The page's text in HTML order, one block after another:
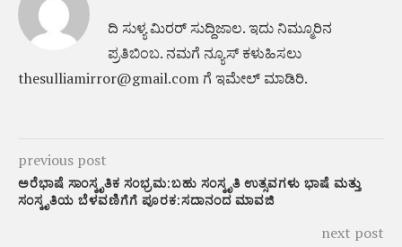
ದಿ ಸುಳ್ಯ ಮಿರರ್‌ ಸುದ್ದಿಜಾಲ. ಇದು ನಿಮ್ಮೂರಿನ
ಪ್ರತಿಬಿಂಬ. ನಮಗೆ ನ್ಯೂಸ್‌ ಕಳುಹಿಸಲು
thesulliamirror@gmail.com ಗೆ ಇಮೇಲ್ ಮಾಡಿರಿ.
previous post
ಅರೆಭಾಷೆ ಸಾಂಸ್ಕೃತಿಕ ಸಂಭ್ರಮ:ಬಹು ಸಂಸ್ಕೃತಿ ಉತ್ಸವಗಳು ಭಾಷೆ ಮತ್ತು
ಸಂಸ್ಕೃತಿಯ ಬೆಳವಣಿಗೆಗೆ ಪೂರಕ:ಸದಾನಂದ ಮಾವಜಿ
next post